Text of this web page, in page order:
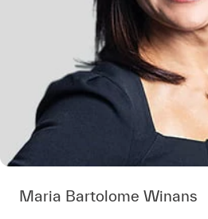
Maria Bartolome Winans